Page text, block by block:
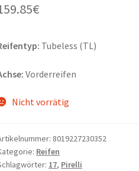
€
Tubeless (TL)
Vorderreifen
Nicht vorrätig
8019227230352
Reifen
17, Pirelli